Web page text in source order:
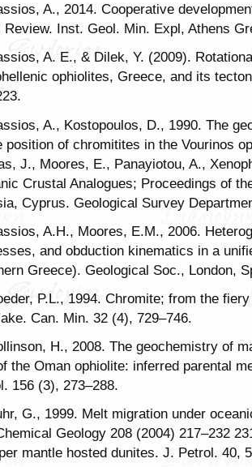
A., 2014. Cooperative
Review. Inst. Geol. Min. Expl, Athens
A. E., & Dilek, Y. (2009).
ophiolites, Greece, and its
A., Kostopoulos, D., 1990. The
position of chromitites in the Vourinos
J., Moores, E., Panayiotou, A.,
Crustal Analogues; Proceedings of
Cyprus. Geological Survey
A.H., Moores, E.M., 2006.
and obduction kinematics in a
Greece). Geological Soc., London,
P.L., 1994. Chromite; from the
Can. Min. 32 (4), 729–746.
H., 2008. The geochemistry of
the Oman ophiolite: inferred parental
156 (3), 273–288.
G., 1999. Melt migration under
Geology 208 (2004) 217–232
mantle hosted dunites. J. Petrol. 40,